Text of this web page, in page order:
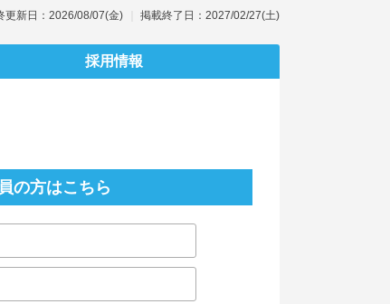
更新日：2026/08/07(金) 掲載終了日：2027/02/27(土)
採用情報
の方はこちら